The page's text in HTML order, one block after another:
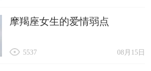
摩羯座女生的爱情弱点
08月15日
5537